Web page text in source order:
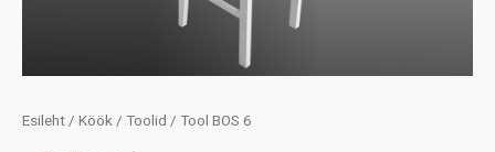
Esileht / Köök / Toolid / Tool BOS 6